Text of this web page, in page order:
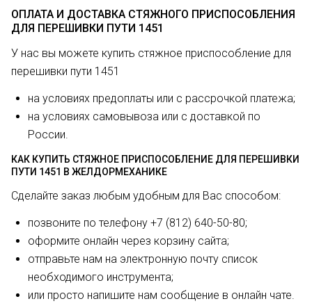
ОПЛАТА И ДОСТАВКА СТЯЖНОГО ПРИСПОСОБЛЕНИЯ
ДЛЯ ПЕРЕШИВКИ ПУТИ 1451
У нас вы можете купить стяжное приспособление для
перешивки пути 1451
на условиях предоплаты или с рассрочкой платежа;
на условиях самовывоза или с доставкой по
России.
КАК КУПИТЬ СТЯЖНОЕ ПРИСПОСОБЛЕНИЕ ДЛЯ ПЕРЕШИВКИ
ПУТИ 1451 В ЖЕЛДОРМЕХАНИКЕ
Сделайте заказ любым удобным для Вас способом:
позвоните по телефону +7 (812) 640-50-80;
оформите онлайн через корзину сайта;
отправьте нам на электронную почту список
необходимого инструмента;
или просто напишите нам сообщение в онлайн чате.